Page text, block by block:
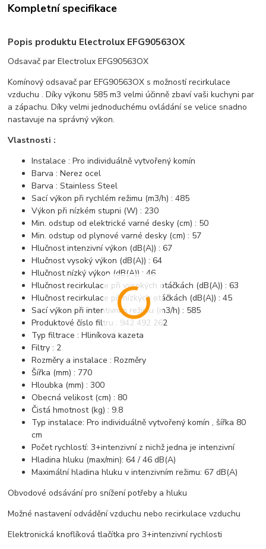
Kompletní specifikace
Popis produktu Electrolux EFG90563OX
Odsavač par Electrolux EFG90563OX
Komínový odsavač par EFG90563OX s možností recirkulace
vzduchu . Díky výkonu 585 m3 velmi účinně zbaví vaši kuchyni par
a zápachu. Díky velmi jednoduchému ovládání se velice snadno
nastavuje na správný výkon.
Vlastnosti :
Instalace : Pro individuálně vytvořený komín
Barva : Nerez ocel
Barva : Stainless Steel
Sací výkon při rychlém režimu (m3/h) : 485
Výkon při nízkém stupni (W) : 230
Min. odstup od elektrické varné desky (cm) : 50
Min. odstup od plynové varné desky (cm) : 57
Hlučnost intenzivní výkon (dB(A)) : 67
Hlučnost vysoký výkon (dB(A)) : 64
Hlučnost nízký výkon (dB(A)) : 46
Hlučnost recirkulace při vysokých otáčkách (dB(A)) : 63
Hlučnost recirkulace při nízkých otáčkách (dB(A)) : 45
Sací výkon při intentivním režimu (m3/h) : 585
Produktové číslo filtru : 942 492 262
Typ filtrace : Hliníková kazeta
Filtry : 2
Rozměry a instalace : Rozměry
Šířka (mm) : 770
Hloubka (mm) : 300
Obecná velikost (cm) : 80
Čistá hmotnost (kg) : 9.8
Typ instalace: Pro individuálně vytvořený komín , šířka 80
cm
Počet rychlostí: 3+intenzivní z nichž jedna je intenzivní
Hladina hluku (max/min): 64 / 46 dB(A)
Maximální hladina hluku v intenzivním režimu: 67 dB(A)
Obvodové odsávání pro snížení potřeby a hluku
Možné nastavení odvádění vzduchu nebo recirkulace vzduchu
Elektronická knoflíková tlačítka pro 3+intenzivní rychlosti